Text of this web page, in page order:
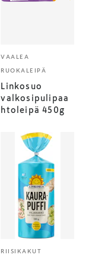
VAALEA
RUOKALEIPÄ
Linkosuo
valkosipulipaa
htoleipä 450g
RIISIKAKUT